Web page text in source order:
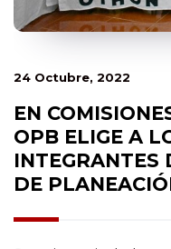
24 Octubre, 2022
EN
OPB ELIGE A
INTEGRANTES
DE